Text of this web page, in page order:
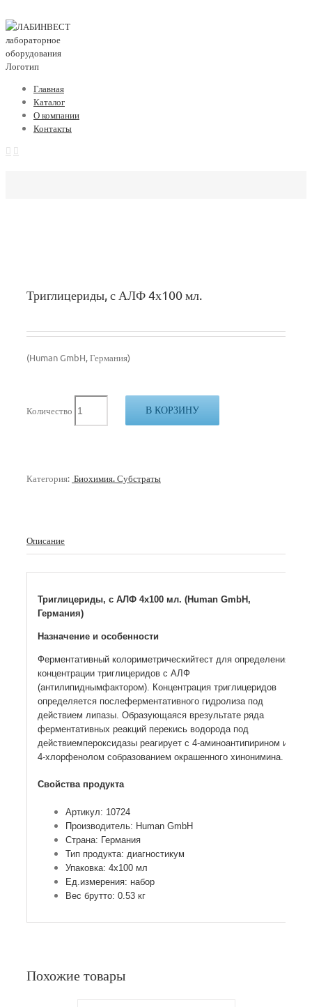
Главная
Каталог
О компании
Контакты
Триглицериды, с АЛФ 4х100 мл.
(Human GmbH, Германия)
Количество В КОРЗИНУ
Категория: Биохимия. Субстраты
Описание
Триглицериды, с АЛФ 4х100 мл. (Human GmbH,
Германия)
Назначение и особенности
Ферментативный колориметрическийтест для определения
концентрации триглицеридов с АЛФ
(антилипиднымфактором). Концентрация триглицеридов
определяется послеферментативного гидролиза под
действием липазы. Образующаяся врезультате ряда
ферментативных реакций перекись водорода под
действиемпероксидазы реагирует с 4-аминоантипирином и
4-хлорфенолом собразованием окрашенного хинонимина.
Свойства продукта
Артикул: 10724
Производитель: Human GmbH
Страна: Германия
Тип продукта: диагностикум
Упаковка: 4х100 мл
Ед.измерения: набор
Вес брутто: 0.53 кг
Похожие товары